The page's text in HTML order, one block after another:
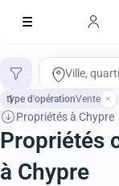
1
type d'opérationVente
Propriétés à Chypre
Propriétés
à Chypre